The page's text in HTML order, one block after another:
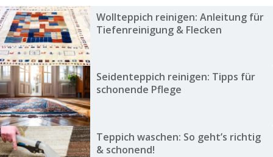
Wollteppich reinigen: Anleitung für
Tiefenreinigung & Flecken
Seidenteppich reinigen: Tipps für
schonende Pflege
Teppich waschen: So geht’s richtig
& schonend!